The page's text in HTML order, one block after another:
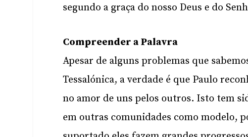
segundo a graça do nosso Deus e do
Compreender a Palavra
Apesar de alguns problemas que
Tessalónica, a verdade é que Paulo
no amor de uns pelos outros. Isto tem
em outras comunidades como modelo,